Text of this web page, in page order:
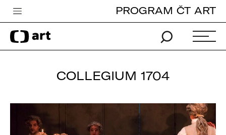
Česká televize
Zpravodajství
Pro děti
PROGRAM ČT ART
COLLEGIUM 1704